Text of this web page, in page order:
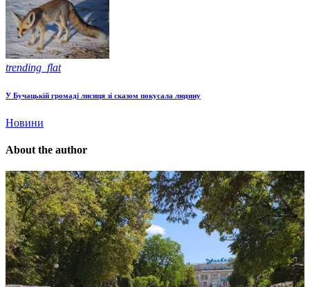
trending_flat
У Бучацькій громаді лисиця зі сказом покусала людину
Новини
About the author